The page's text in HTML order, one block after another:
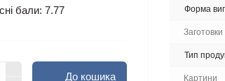
бали: 7.77
До кошика
Форма
Заготовки
Тип
Картини